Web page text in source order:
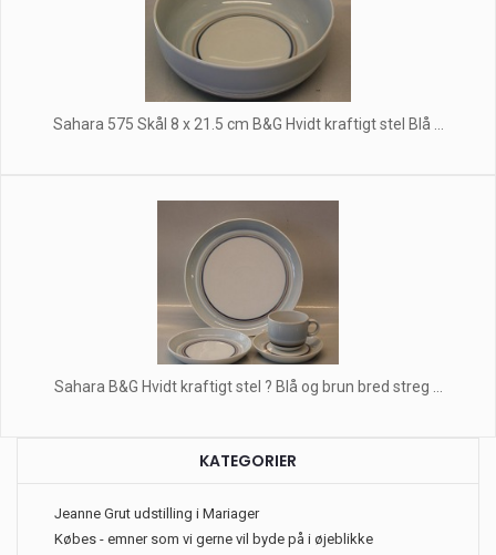
Sahara 575 Skål 8 x 21.5 cm B&G Hvidt kraftigt stel Blå ...
Sahara B&G Hvidt kraftigt stel ? Blå og brun bred streg ...
KATEGORIER
Jeanne Grut udstilling i Mariager
Købes - emner som vi gerne vil byde på i øjeblikke